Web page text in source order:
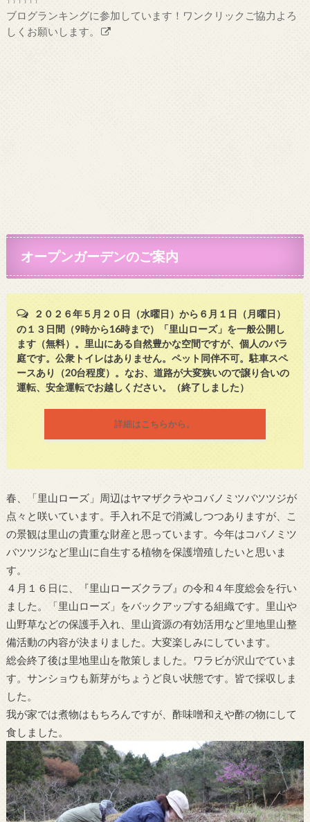
ブログランキングに参加しています！ワンクリックご協力よろ
しくお願いします。
オープンガーデンのご案内
２０２６年５月２０日（水曜日）から６月１日（月曜日）
の１３日間（9時から16時まで）「里山ローズ」を一般公開し
ます（無料）。里山にある自然豊かな空間ですが、個人のバラ
庭です。公衆トイレはありません。ペット同伴不可。駐車スペ
ースあり（20台程度）。なお、道路が大変狭いので譲り合いの
運転、安全運転でお越しください。（終了しました）
詳細はこちらから。
春、「里山ローズ」周辺はヤマザクラやコバノミツバツツジが
点々と咲いています。手入れ不足で消滅しつつありますが、こ
の景観は里山の貴重な財産と思っています。今年はコバノミツ
バツツジなど里山に自生する植物を保護増殖したいと思いま
す。
４月１６日に、『里山ローズクラブ』の令和４年度総会を行い
ました。「里山ローズ」をバックアップする組織です。里山や
山野草などの保護手入れ、里山資源の有効活用など里地里山整
備活動の内容が決まりました。大変楽しみにしています。
総会終了後は里地里山を散策しました。ワラビが沢山でていま
す。サンショウも新芽がちょうど良い状態です。皆で採収しま
した。
我が家では煮物はもちろんですが、酢味噌和えや酢の物にして
食しました。